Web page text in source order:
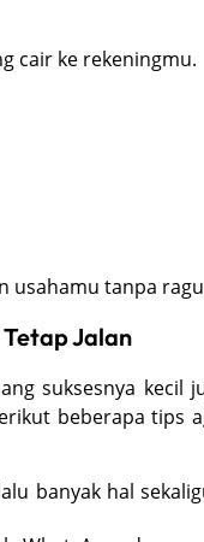
cair ke rekeningmu.
usahamu tanpa
Jalan
suksesnya kecil
beberapa tips
banyak hal